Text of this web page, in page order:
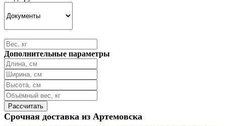
Дополнительные параметры
Срочная доставка из Артемовска